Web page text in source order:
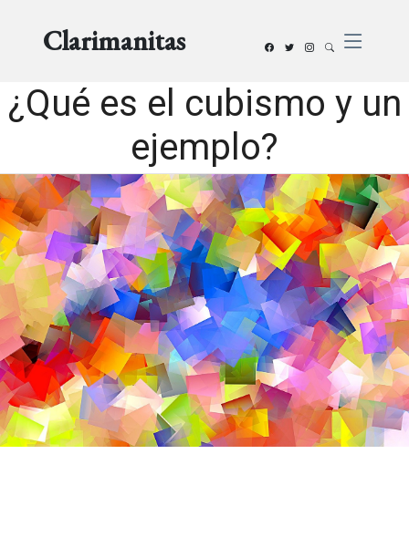
Clarimanitas
¿Qué es el cubismo y un
ejemplo?